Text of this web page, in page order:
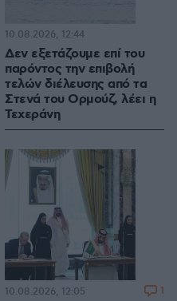
Δεν εξετάζουμε επί του
παρόντος την επιβολή
τελών διέλευσης από τα
Στενά του Ορμούζ, λέει η
Τεχεράνη
10.08.2026, 12:44
10.08.2026, 12:05 1